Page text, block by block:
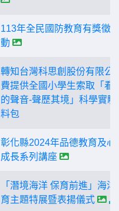
113年全民國防教育有獎徵
動
轉知台灣科思創股份有限公
費提供全國小學生索取「看
的聲音-聲歷其境」科學實驗
料包
彰化縣2024年品德教育及心
成長系列講座
「潛境海洋 保育前進」海洋
育主題特展暨表揚儀式